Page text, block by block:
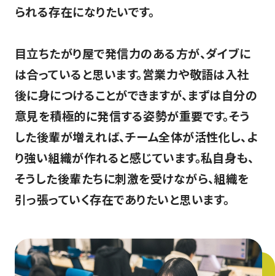
られる存在になりたいです。
目立ちたがり屋で発信力のある方が、ダイブに
は合っていると思います。営業力や敬語は入社
後に身につけることができますが、まずは自分の
意見を積極的に発信する姿勢が重要です。そう
した後輩が増えれば、チーム全体が活性化し、よ
り強い組織が作れると感じています。私自身も、
そうした後輩たちに刺激を受けながら、組織を
引っ張っていく存在でありたいと思います。